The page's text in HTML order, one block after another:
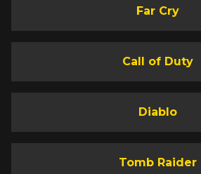
Far Cry
Call of Duty
Diablo
Tomb Raider